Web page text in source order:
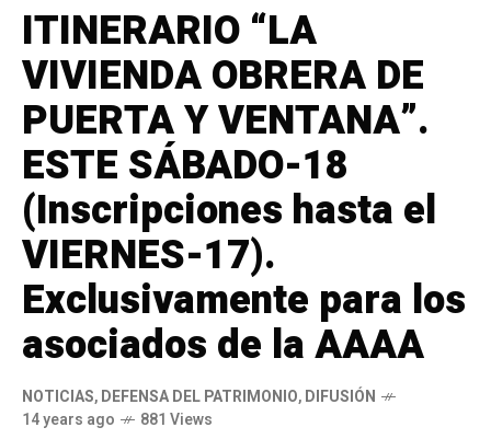
ITINERARIO “LA
VIVIENDA OBRERA DE
PUERTA Y VENTANA”.
ESTE SÁBADO-18
(Inscripciones hasta el
VIERNES-17).
Exclusivamente para los
asociados de la AAAA
NOTICIAS,DEFENSA DEL PATRIMONIO,DIFUSIÓN
14 years ago
881 Views